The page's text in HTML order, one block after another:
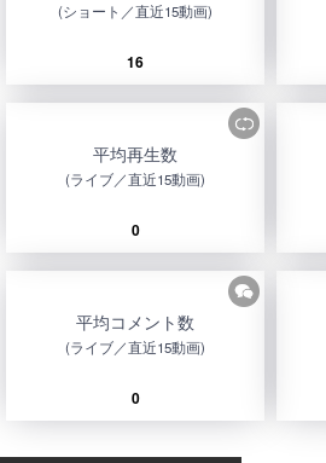
(ショート／直近15動画)
16
平均再生数
(ライブ／直近15動画)
0
平均コメント数
(ライブ／直近15動画)
0